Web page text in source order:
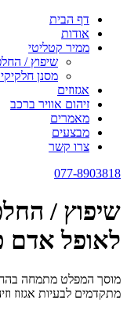
דף הבית
אודות
ממיר קטליטי
שיפוץ /
מסנן
אגזוזים
זיהום אוויר ברכב
מאמרים
מבצעים
צרו קשר
077-8903818
שיפוץ /
לאופל אדם
מוסך המפלט מתמחה
מתקדמים לבעיות אגזוז